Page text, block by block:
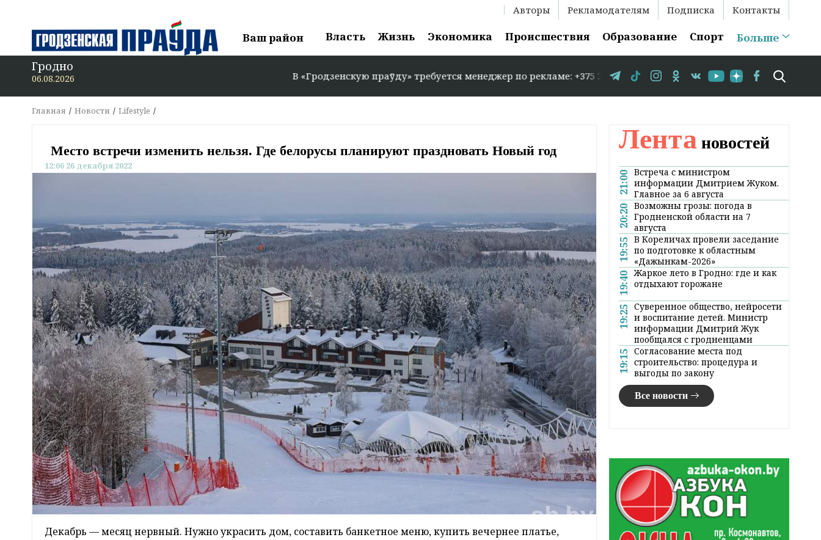
Авторы Рекламодателям Подписка Контакты
Ваш район Власть Жизнь Экономика Происшествия Образование Спорт Больше
Гродно
06.08.2026 В «Гродзенскую праўду» требуется менеджер по рекламе: +375 29 583-35-86 // В Гродно временно закрывается движение
Главная Новости Lifestyle
Место встречи изменить нельзя. Где белорусы планируют праздновать Новый год
12:06 26 декабря 2022
Декабрь — месяц нервный. Нужно украсить дом, составить банкетное меню, купить вечернее платье,
Лента новостей
21:00 Встреча с министром
информации Дмитрием Жуком.
Главное за 6 августа
20:20 Возможны грозы: погода в
Гродненской области на 7
августа
19:55 В Кореличах провели заседание
по подготовке к областным
«Дажынкам-2026»
19:40 Жаркое лето в Гродно: где и как
отдыхают горожане
19:25 Суверенное общество, нейросети
и воспитание детей. Министр
информации Дмитрий Жук
пообщался с гродненцами
19:15 Согласование места под
строительство: процедура и
выгоды по закону
Все новости